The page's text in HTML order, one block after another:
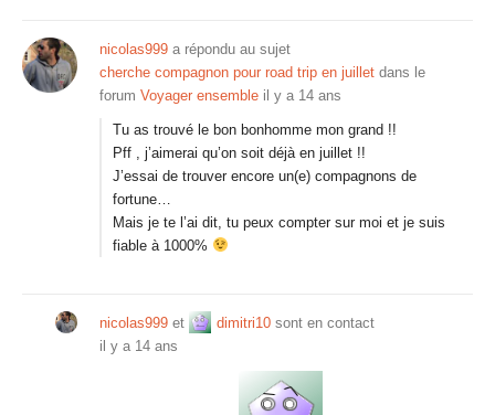
nicolas999 a répondu au sujet
cherche compagnon pour road trip en juillet dans le
forum Voyager ensemble il y a 14 ans
Tu as trouvé le bon bonhomme mon grand !!
Pff , j’aimerai qu’on soit déjà en juillet !!
J’essai de trouver encore un(e) compagnons de
fortune…
Mais je te l’ai dit, tu peux compter sur moi et je suis
fiable à 1000%
nicolas999 et dimitri10 sont en contact
il y a 14 ans